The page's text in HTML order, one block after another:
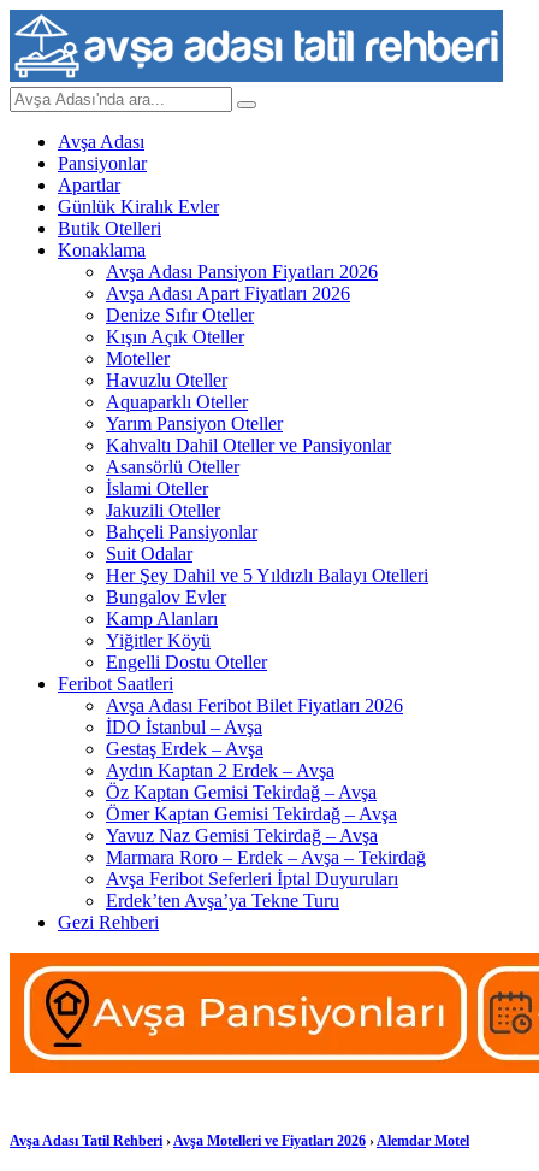
Avşa Adası
Pansiyonlar
Apartlar
Günlük Kiralık Evler
Butik Otelleri
Konaklama
Avşa Adası Pansiyon Fiyatları 2026
Avşa Adası Apart Fiyatları 2026
Denize Sıfır Oteller
Kışın Açık Oteller
Moteller
Havuzlu Oteller
Aquaparklı Oteller
Yarım Pansiyon Oteller
Kahvaltı Dahil Oteller ve Pansiyonlar
Asansörlü Oteller
İslami Oteller
Jakuzili Oteller
Bahçeli Pansiyonlar
Suit Odalar
Her Şey Dahil ve 5 Yıldızlı Balayı Otelleri
Bungalov Evler
Kamp Alanları
Yiğitler Köyü
Engelli Dostu Oteller
Feribot Saatleri
Avşa Adası Feribot Bilet Fiyatları 2026
İDO İstanbul – Avşa
Gestaş Erdek – Avşa
Aydın Kaptan 2 Erdek – Avşa
Öz Kaptan Gemisi Tekirdağ – Avşa
Ömer Kaptan Gemisi Tekirdağ – Avşa
Yavuz Naz Gemisi Tekirdağ – Avşa
Marmara Roro – Erdek – Avşa – Tekirdağ
Avşa Feribot Seferleri İptal Duyuruları
Erdek’ten Avşa’ya Tekne Turu
Gezi Rehberi
Avşa Adası Tatil Rehberi ›Avşa Motelleri ve Fiyatları 2026 ›Alemdar Motel